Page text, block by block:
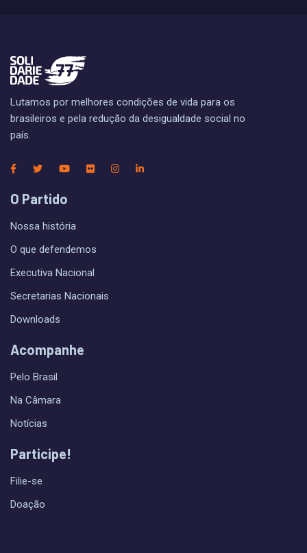
Lutamos por melhores condições de vida para os
brasileiros e pela redução da desigualdade social no
país.
O Partido
Nossa história
O que defendemos
Executiva Nacional
Secretarias Nacionais
Downloads
Acompanhe
Pelo Brasil
Na Câmara
Notícias
Participe!
Filie-se
Doação